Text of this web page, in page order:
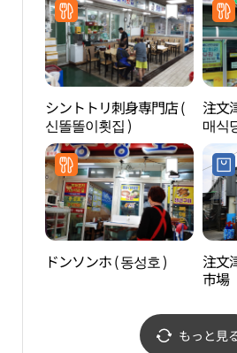
シントトリ刺身専門店 (
신똘똘이횟집 )
注文
매식
ドンソンホ ( 동성호 )
注文
市場
もっと見